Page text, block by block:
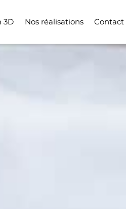
3D Nos réalisations Contact